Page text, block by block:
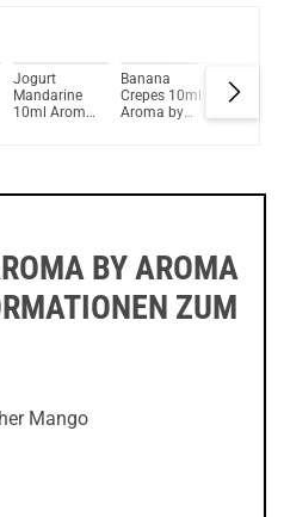
Jogurt
Mandarine
10ml Aroma
Banana
Crepes 10ml
Aroma by
Kokos
Aroma
BY AROMA
ZUM
Mango